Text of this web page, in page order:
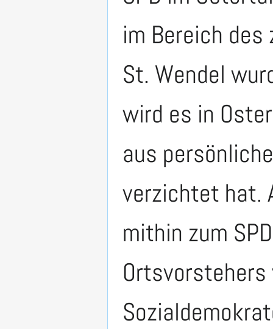
im Bereich
St. Wendel
wird es in
aus
verzichtet hat.
mithin zum